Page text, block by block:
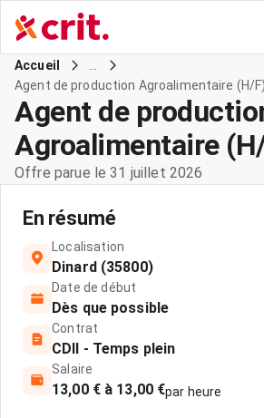
Accueil
Agent de production Agroalimentaire (H/F)
Agent de
Agroalimentaire
Offre parue le 31 juillet 2026
En résumé
Localisation
Dinard (35800)
Date de début
Dès que possible
Contrat
CDII - Temps plein
Salaire
13,00 € à 13,00 €par heure